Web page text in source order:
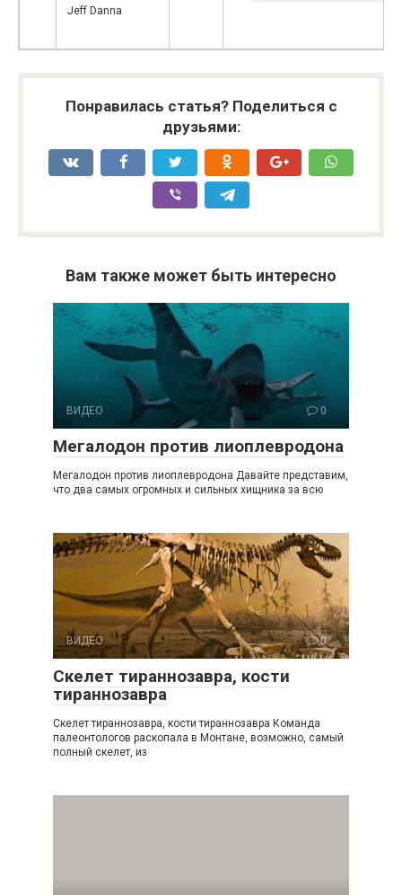
Jeff Danna
Понравилась статья? Поделиться с
друзьями:
Вам также может быть интересно
ВИДЕО 0
Мегалодон против лиоплевродона
Мегалодон против лиоплевродона Давайте представим,
что два самых огромных и сильных хищника за всю
ВИДЕО 0
Скелет тираннозавра, кости
тираннозавра
Скелет тираннозавра, кости тираннозавра Команда
палеонтологов раскопала в Монтане, возможно, самый
полный скелет, из